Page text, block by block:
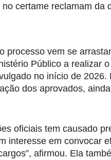
certame reclamam da
processo vem se
Público a realizar
no início de 2026.
dos aprovados,
oficiais tem causado
interesse em convocar
afirmou. Ela